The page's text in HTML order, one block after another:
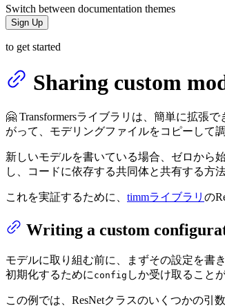
Switch between documentation themes
Sign Up
to get started
Sharing custom
🤗 Transformersライブラリは、簡単に拡張
がって、モデリングファイルをコピーして
新しいモデルを書いている場合、ゼロから
し、コードに依存する共同体と共有する方
これを実証するために、 timmライブラリ の
Writing a custom
モデルに取り組む前に、まずその設定を書
初期化するために config しか受け取ること
この例では、ResNetクラスのいくつかの引